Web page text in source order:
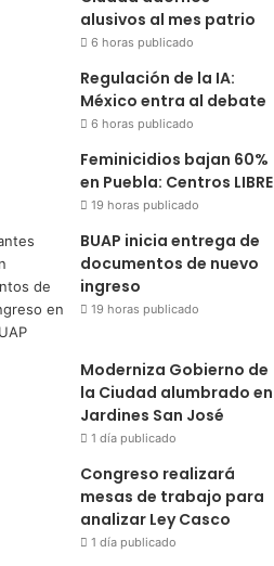
alusivos al mes patrio
6 horas publicado
Regulación de la IA:
México entra al debate
6 horas publicado
Feminicidios bajan 60%
en Puebla: Centros LIBRE
19 horas publicado
BUAP inicia entrega de
documentos de nuevo
ingreso
19 horas publicado
Moderniza Gobierno de
la Ciudad alumbrado en
Jardines San José
1 día publicado
Congreso realizará
mesas de trabajo para
analizar Ley Casco
1 día publicado